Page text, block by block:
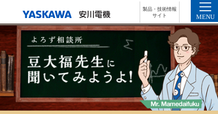
製品・技術情報
サイト
MENU